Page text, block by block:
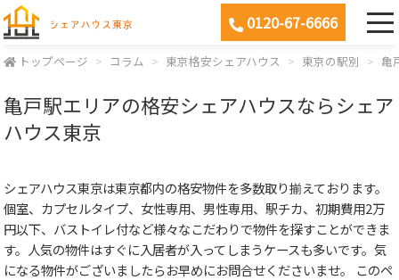
0120-67-6666
トップページ コラム 東京格安シェアハウス 東京の駅別 亀
亀戸駅エリアの格安シェアハウスならシェア
ハウス東京
シェアハウス東京は東京都内の格安物件を多数取り揃えております。
個室、カプセルタイプ、女性専用、男性専用、駅チカ、初期費用2万
円以下、バストイレ付など様々なこだわりで物件を探すことができま
す。人気の物件はすぐに入居者が入ってしまうケースも多いです。気
になる物件がございましたらお早めにお問合せくださいませ。 このペ